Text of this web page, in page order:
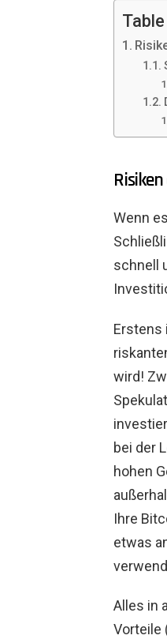
Wenn
schnell
Erstens
wird!
bei der
hohen
Ihre
etwas
Alles in
Vorteile